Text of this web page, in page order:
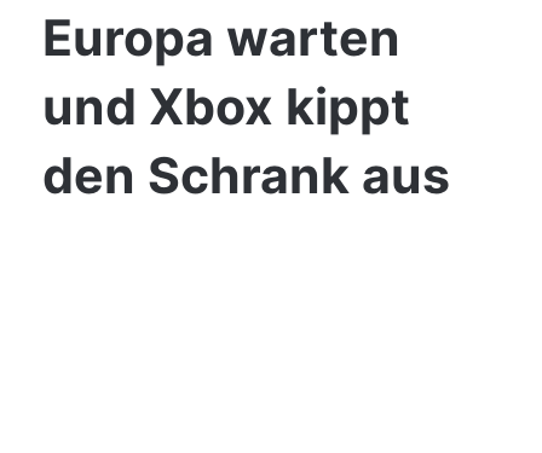
Europa warten
und Xbox kippt
den Schrank aus